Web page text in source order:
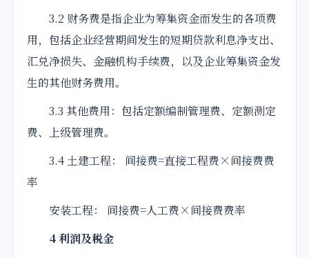
3.2 财务费是指企业为筹集资金而发生的各项费
用，包括企业经营期间发生的短期贷款利息净支出、
汇兑净损失、金融机构手续费，以及企业筹集资金发
生的其他财务费用。
3.3 其他费用：包括定额编制管理费、定额测定
费、上级管理费。
3.4 土建工程： 间接费=直接工程费×间接费费
率
安装工程： 间接费=人工费×间接费费率
4 利润及税金